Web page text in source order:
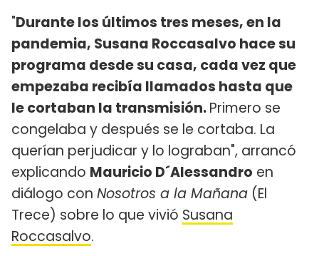
"Durante los últimos tres meses, en la
pandemia, Susana Roccasalvo hace su
programa desde su casa, cada vez que
empezaba recibía llamados hasta que
le cortaban la transmisión.Primero se
congelaba y después se le cortaba. La
querían perjudicar y lo lograban", arrancó
explicando Mauricio D´Alessandro en
diálogo con Nosotros a la Mañana (El
Trece) sobre lo que vivió Susana
Roccasalvo.